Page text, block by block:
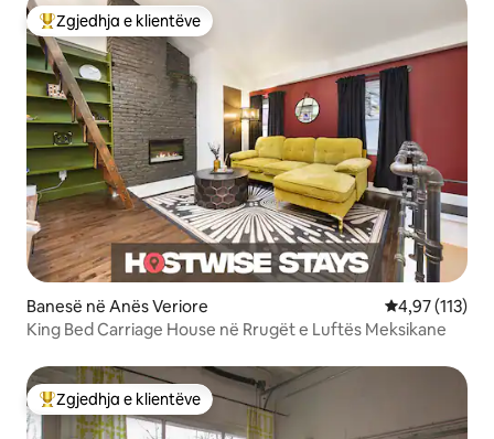
Më të mirat e zgjedhjeve të klientëve
Zgjedhja e klientëve
Banesë në Anës Veriore Vlerësimi
4,97 (113)
King Bed Carriage House në Rrugët e Luftës Meksikane
Më të mirat e zgjedhjeve të klientëve
Zgjedhja e klientëve